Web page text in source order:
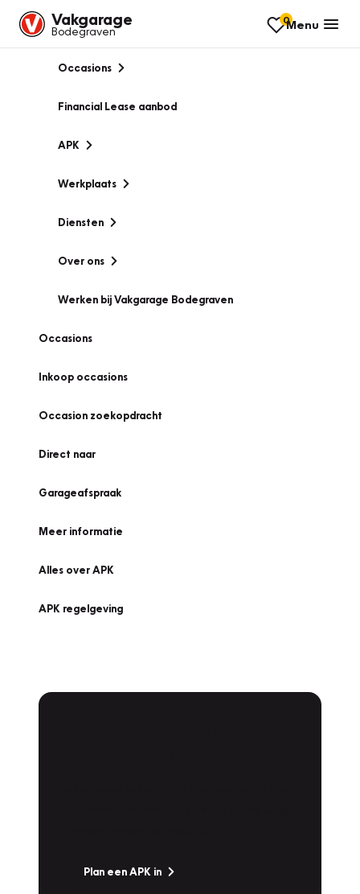
Vakgarage
Bodegraven
0Menu
Occasions
Financial Lease aanbod
APK
Werkplaats
Diensten
Over ons
Werken bij Vakgarage Bodegraven
Occasions
Inkoop occasions
Occasion zoekopdracht
Direct naar
Garageafspraak
Meer informatie
Alles over APK
APK regelgeving
Plan een APK in